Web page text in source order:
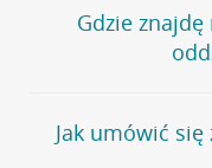
Jeśli szukasz
stronęPlacówki i
wygodna
oddziałów
Gdzie
Bank Credit Agricole
telefonu do placówki
Jak umówić